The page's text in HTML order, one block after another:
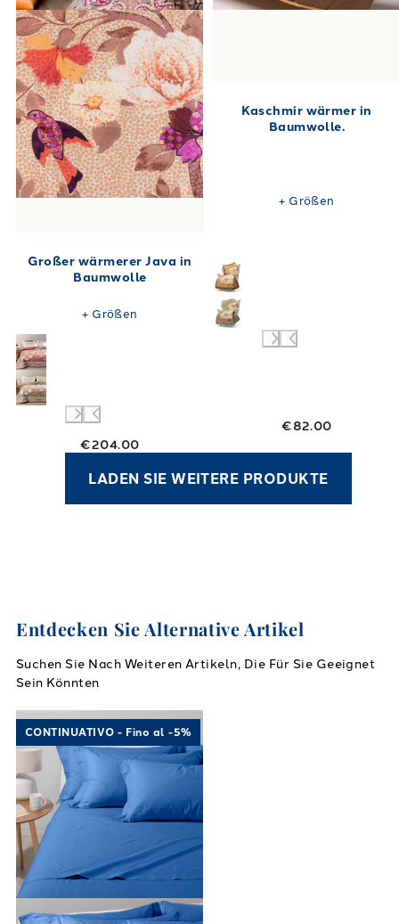
Großer wärmerer Java in
Baumwolle
€204.00
+ Größen
Kaschmir wärmer in
Baumwolle.
€82.00
+ Größen
LADEN SIE WEITERE PRODUKTE
Entdecken Sie Alternative Artikel
Suchen Sie Nach Weiteren Artikeln, Die Für Sie Geeignet
Sein Könnten
Link to "Baumwollbaumblätter in Baumwolle
CONTINUATIVO - Fino al -5%